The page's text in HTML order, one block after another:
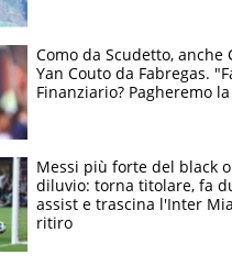
Como da Scudetto, anche
Yan Couto da Fabregas.
Finanziario? Pagheremo
Messi più forte del black
diluvio: torna titolare, fa
assist e trascina l'Inter
ritiro